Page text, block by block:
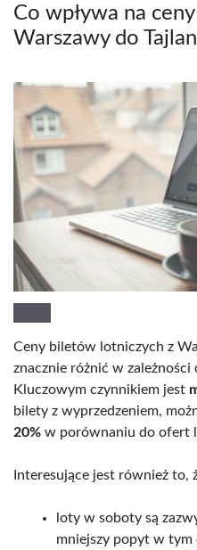
Co wpływa na
Warszawy do
Ceny biletów lotniczych z
znacznie różnić w
Kluczowym czynnikiem jest
bilety z wyprzedzeniem,
20% w porównaniu do ofert
Interesujące jest również to,
loty w soboty są
mniejszy popyt w tym